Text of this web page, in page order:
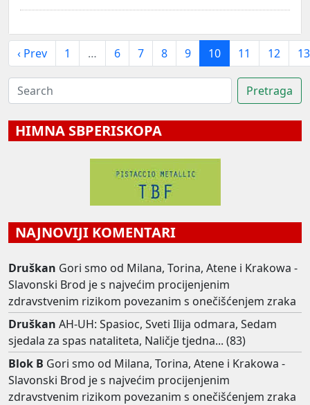
‹ Prev 1 … 6 7 8 9 10 11 12 13
HIMNA SBPERISKOPA
NAJNOVIJI KOMENTARI
Druškan Gori smo od Milana, Torina, Atene i Krakowa -
Slavonski Brod je s najvećim procijenjenim
zdravstvenim rizikom povezanim s onečišćenjem zraka
Druškan AH-UH: Spasioc, Sveti Ilija odmara, Sedam
sjedala za spas nataliteta, Naličje tjedna... (83)
Blok B Gori smo od Milana, Torina, Atene i Krakowa -
Slavonski Brod je s najvećim procijenjenim
zdravstvenim rizikom povezanim s onečišćenjem zraka